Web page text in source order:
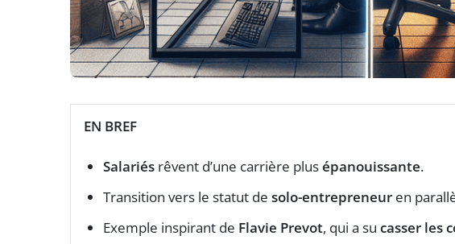
EN BREF
Salariés rêvent d’une carrière plusépanouissante.
Transition vers le statut de solo-entrepreneur en
Exemple inspirant de Flavie Prevot, qui a su casser les